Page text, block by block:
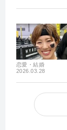
恋愛・結婚
2026.03.28